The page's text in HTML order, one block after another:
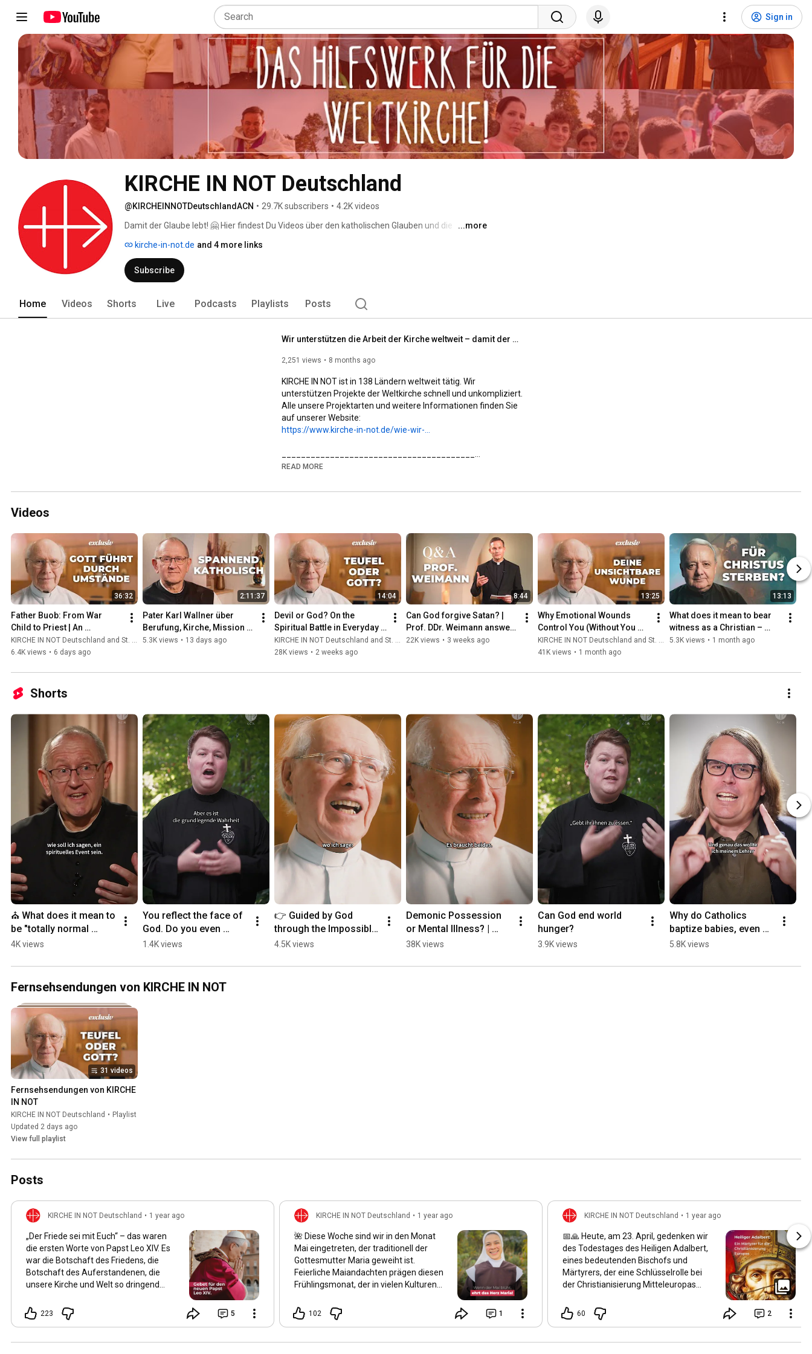
Sign in
KIRCHE IN NOT Deutschland
@KIRCHEINNOTDeutschlandACN • 29.7K subscribers • 4.2K videos
Damit der Glaube lebt! 🤗 Hier findest Du Videos über den katholischen Glauben und die
👍🏼! Wenn Du nichts mehr verpassen möchtest: Kanal abonnieren!
...more
kirche-in-not.de and 4 more links
Subscribe
Home Videos Shorts Live Podcasts Playlists Posts
Wir unterstützen die Arbeit der Kirche weltweit – damit der Glaube lebt!
2,251 views 8 months ago
KIRCHE IN NOT ist in 138 Ländern weltweit tätig. Wir
unterstützen Projekte der Weltkirche schnell und unkompliziert.
Alle unsere Projektarten und weitere Informationen finden Sie
https://www.kirche-in-not.de/wie-wir-...
✨ Mehr über KIRCHE IN NOT erfahren:
📘 Facebook: facebook.com/KircheInNot.de
Wir sind ein internationales katholisches Hilfswerk und eine
Stiftung päpstlichen Rechts. Unsere Mission: Wir unterstützen
verfolgte, bedrängte und notleidende Christen überall dort, wo
sie ihren Glauben nicht frei leben können oder die Mittel für
Seelsorge fehlen.
🕊️📦 Mit Projekten, Gebet und Information setzen wir uns für
Glaubensfreiheit und geistliche Stärkung ein – weltweit und
konkret.
READ MORE
Videos
36:32
Father Buob: From War
Child to Priest | An
Extraordinary Story of
Calling
KIRCHE IN NOT Deutschland and St. Ulrich Hochaltingen
6.4K views • 6 days ago
2:11:37
Pater Karl Wallner über
Berufung, Kirche, Mission
und das spannendste Leben
5.3K views • 13 days ago
14:04
Devil or God? On the
Spiritual Battle in Everyday
Life | Father Hans Buob
#faith #exorcism
KIRCHE IN NOT Deutschland and St. Ulrich Hochaltingen
28K views • 2 weeks ago
8:44
Can God forgive Satan? |
Prof. DDr. Weimann answers
your questions
22K views • 3 weeks ago
13:25
Why Emotional Wounds
Control You (Without You
Realizing It) | Father Hans
Buob
KIRCHE IN NOT Deutschland and St. Ulrich Hochaltingen
41K views • 1 month ago
13:13
What does it mean to bear
witness as a Christian –
even unto martyrdom?
5.3K views • 1 month ago
Shorts
⛪ What does it mean to
be "totally normal
Catholic"? | Father Karl
4K views
You reflect the face of
God. Do you even
realize that?
1.4K views
👉 Guided by God
through the Impossible
| Father Buob
4.5K views
Demonic Possession
or Mental Illness? |
Father Buob #church
#catholic
38K views
Can God end world
hunger?
3.9K views
Why do Catholics
baptize babies, even
though they can't
themselves yet? 🤔
5.8K views
Fernsehsendungen von KIRCHE IN NOT
31 videos
Fernsehsendungen von KIRCHE
IN NOT
KIRCHE IN NOT Deutschland • Playlist
Updated 2 days ago
View full playlist
Posts
KIRCHE IN NOT Deutschland • 1 year ago
„Der Friede sei mit Euch“ – das waren
die ersten Worte von Papst Leo XIV. Es
war die Botschaft des Friedens, die
Botschaft des Auferstandenen, die
unsere Kirche und Welt so dringend
Projektpartner. Wir konnten während
seiner Amtszeit als Bischof von
2023 zahlreiche Projekte in seiner
223 5
KIRCHE IN NOT Deutschland • 1 year ago
🌺 Diese Woche sind wir in den Monat
Mai eingetreten, der traditionell der
Gottesmutter Maria geweiht ist.
Feierliche Maiandachten prägen diesen
Frühlingsmonat, der in vielen Kulturen
wir spüren: Alles blüht auf, und die Natur
erwacht in ihrer ganzen Schönheit.
„schönste Blume“ der Schöpfung
102 1
KIRCHE IN NOT Deutschland • 1 year ago
📅🙏 Heute, am 23. April, gedenken wir
des Todestages des Heiligen Adalbert,
eines bedeutenden Bischofs und
Märtyrers, der eine Schlüsselrolle bei
der Christianisierung Mitteleuropas
wurde er der zweite Bischof von Prag
und setzte sich intensiv für die
Böhmen, Polen und Ungarn ein. Am 23.
60 2